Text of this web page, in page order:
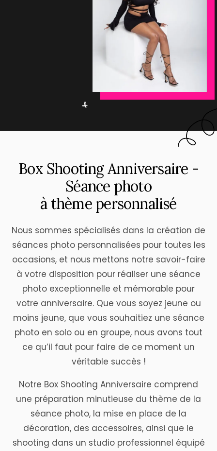
Box ShootingAnniversaire -
Séance photo
à thème personnalisé
Nous sommes spécialisés dans la création de
séances photo personnalisées pour toutes les
occasions, et nous mettons notre savoir-faire
à votre disposition pour réaliser une séance
photo exceptionnelle et mémorable pour
votre anniversaire. Que vous soyez jeune ou
moins jeune, que vous souhaitiez une séance
photo en solo ou en groupe, nous avons tout
ce qu’il faut pour faire de ce moment un
véritable succès !
Notre Box Shooting Anniversaire comprend
une préparation minutieuse du thème de la
séance photo, la mise en place de la
décoration, des accessoires, ainsi que le
shooting dans un studio professionnel équipé